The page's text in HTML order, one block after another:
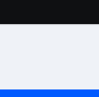
фото и видео
и безопасность